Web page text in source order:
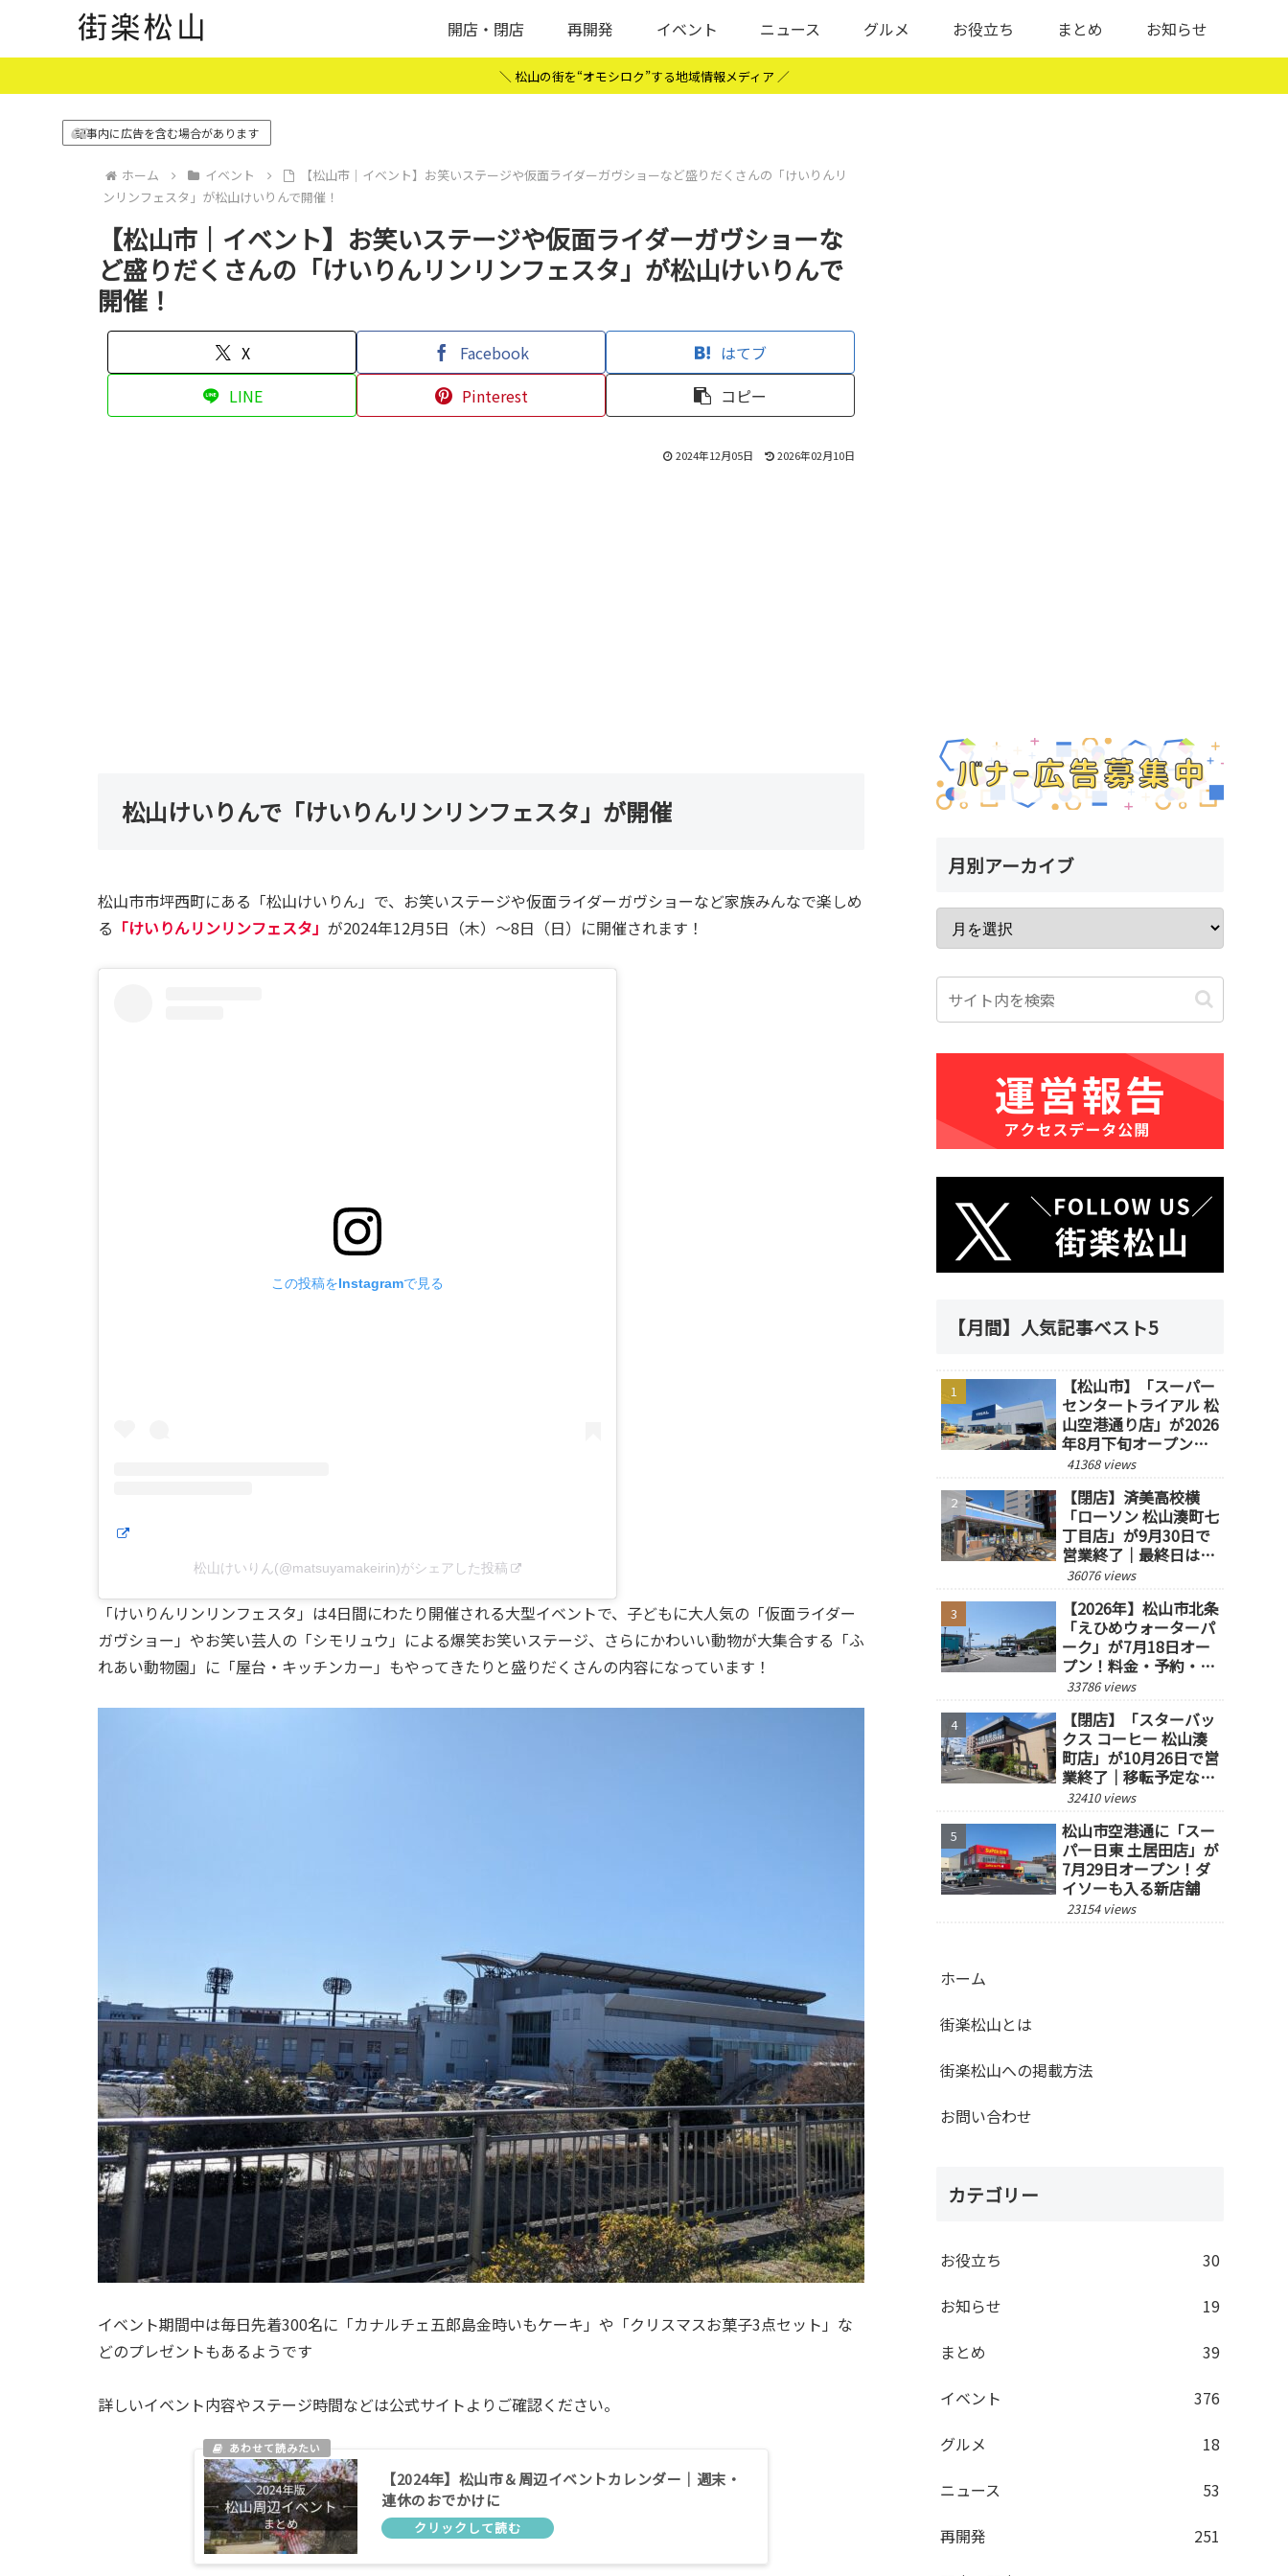
開店・閉店 再開発 イベント ニュース グルメ お役立ち まとめ お知らせ
＼ 松山の街を“オモシロク”する地域情報メディア ／
記事内に広告を含む場合があります
ホーム イベント
【松山市｜イベント】お笑いステージや仮面ライダーガヴショーなど盛りだくさんの「けいりんリ
ンリンフェスタ」が松山けいりんで開催！
【松山市｜イベント】お笑いステージや仮面ライダーガヴショーな
ど盛りだくさんの「けいりんリンリンフェスタ」が松山けいりんで
開催！
X Facebook
はてブ
LINE
Pinterest コピー
2024年12月05日 2026年02月10日
松山けいりんで「けいりんリンリンフェスタ」が開催
松山市市坪西町にある「松山けいりん」で、お笑いステージや仮面ライダーガヴショーなど家族みんなで楽しめ
る 「けいりんリンリンフェスタ」 が2024年12月5日（木）～8日（日）に開催されます！
この投稿をInstagramで見る
松山けいりん(@matsuyamakeirin)がシェアした投稿
「けいりんリンリンフェスタ」は4日間にわたり開催される大型イベントで、子どもに大人気の「仮面ライダー
ガヴショー」やお笑い芸人の「シモリュウ」による爆笑お笑いステージ、さらにかわいい動物が大集合する「ふ
れあい動物園」に「屋台・キッチンカー」もやってきたりと盛りだくさんの内容になっています！
イベント期間中は毎日先着300名に「カナルチェ五郎島金時いもケーキ」や「クリスマスお菓子3点セット」な
どのプレゼントもあるようです
詳しいイベント内容やステージ時間などは公式サイトよりご確認ください。
【2024年】松山市＆周辺イベントカレンダー｜週末・
連休のおでかけに
月別アーカイブ
【月間】人気記事ベスト5
【松山市】「スーパー
センタートライアル 松
山空港通り店」が2026
年8月下旬オープン予
定！
41368 views
【閉店】済美高校横
「ローソン 松山湊町七
丁目店」が9月30日で
営業終了｜最終日は14
時閉店
36076 views
【2026年】松山市北条
「えひめウォーターパ
ーク」が7月18日オー
プン！料金・予約・営
業時間を紹介
33786 views
【閉店】「スターバッ
クス コーヒー 松山湊
町店」が10月26日で営
業終了｜移転予定な
し、跡地の今後にも注
32410 views
松山市空港通に「スー
パー日東 土居田店」が
7月29日オープン！ダ
イソーも入る新店舗
23154 views
ホーム
街楽松山とは
街楽松山への掲載方法
お問い合わせ
カテゴリー
お役立ち
30
お知らせ
19
まとめ
39
イベント
376
グルメ
18
ニュース
53
再開発
251